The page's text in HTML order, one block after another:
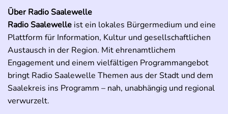
Über Radio Saalewelle
Radio Saalewelle ist ein lokales Bürgermedium und eine
Plattform für Information, Kultur und gesellschaftlichen
Austausch in der Region. Mit ehrenamtlichem
Engagement und einem vielfältigen Programmangebot
bringt Radio Saalewelle Themen aus der Stadt und dem
Saalekreis ins Programm – nah, unabhängig und regional
verwurzelt.